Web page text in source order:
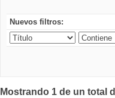
Nuevos filtros:
Mostrando 1 de un total